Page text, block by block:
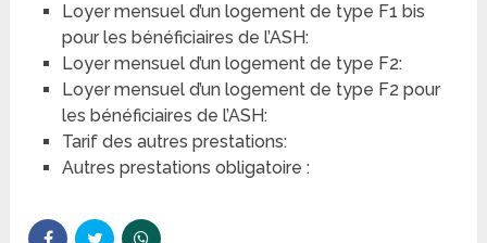
Loyer mensuel d’un logement de type F1 bis
pour les bénéficiaires de l’ASH:
Loyer mensuel d’un logement de type F2:
Loyer mensuel d’un logement de type F2 pour
les bénéficiaires de l’ASH:
Tarif des autres prestations:
Autres prestations obligatoire :